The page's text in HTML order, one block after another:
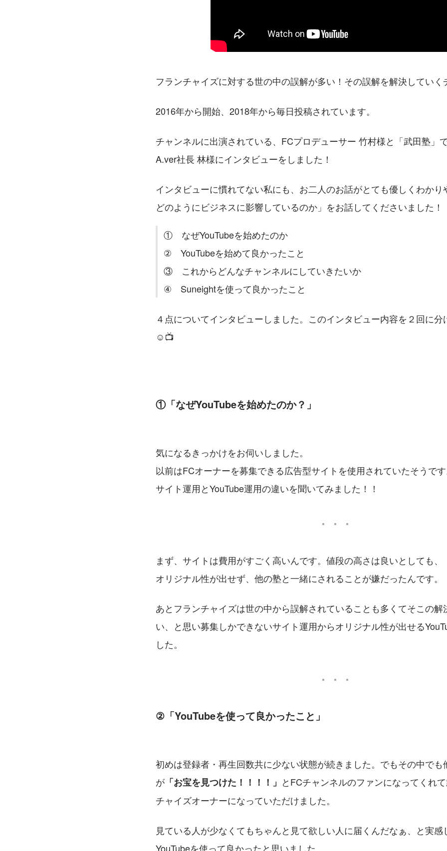
フランチャイズに対する世の中の誤解が多い！その誤解を解決していく
2016年から開始、2018年から毎日投稿されています。
チャンネルに出演されている、FCプロデューサー 竹村様と「武田塾」
A.ver社長 林様にインタビューをしました！
インタビューに慣れてない私にも、お二人のお話がとても優しくわかり
どのようにビジネスに影響しているのか」をお話してくださいました！
①　なぜYouTubeを始めたのか
②　YouTubeを始めて良かったこと
③　これからどんなチャンネルにしていきたいか
④　Suneightを使って良かったこと
４点についてインタビューしました。このインタビュー内容を２回に分
☺️📺
①「なぜYouTubeを始めたのか？」
気になるきっかけをお伺いしました。
以前はFCオーナーを募集できる広告型サイトを使用されていたそうです
サイト運用とYouTube運用の違いを聞いてみました！！
まず、サイトは費用がすごく高いんです。値段の高さは良いとしても、
オリジナル性が出せず、他の塾と一緒にされることが嫌だったんです。
あとフランチャイズは世の中から誤解されていることも多くてそこの解
い、と思い募集しかできないサイト運用からオリジナル性が出せる
した。
②「YouTubeを使って良かったこと」
初めは登録者・再生回数共に少ない状態が続きました。でもその中でも
が 「お宝を見つけた！！！！」 とFCチャンネルのファンになってくれ
チャイズオーナーになっていただけました。
見ている人が少なくてもちゃんと見て欲しい人に届くんだなぁ、と実感
YouTubeを使って良かったと思いました。